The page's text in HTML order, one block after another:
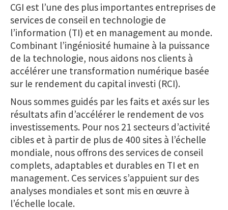
CGI est l’une des plus importantes entreprises de
services de conseil en technologie de
l’information (TI) et en management au monde.
Combinant l’ingéniosité humaine à la puissance
de la technologie, nous aidons nos clients à
accélérer une transformation numérique basée
sur le rendement du capital investi (RCI).
Nous sommes guidés par les faits et axés sur les
résultats afin d’accélérer le rendement de vos
investissements. Pour nos 21 secteurs d’activité
cibles et à partir de plus de 400 sites à l’échelle
mondiale, nous offrons des services de conseil
complets, adaptables et durables en TI et en
management. Ces services s’appuient sur des
analyses mondiales et sont mis en œuvre à
l’échelle locale.